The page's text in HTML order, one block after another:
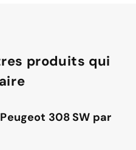
produits qui
308 SW par